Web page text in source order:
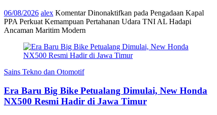
06/08/2026 alex Komentar Dinonaktifkan pada Pengadaan Kapal
PPA Perkuat Kemampuan Pertahanan Udara TNI AL Hadapi
Ancaman Maritim Modern
Sains Tekno dan Otomotif
Era Baru Big Bike Petualang Dimulai, New Honda
NX500 Resmi Hadir di Jawa Timur